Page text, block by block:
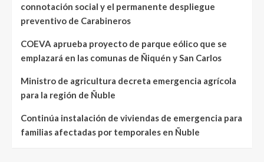
connotación social y el permanente despliegue
preventivo de Carabineros
COEVA aprueba proyecto de parque eólico que se
emplazará en las comunas de Ñiquén y San Carlos
Ministro de agricultura decreta emergencia agrícola
para la región de Ñuble
Continúa instalación de viviendas de emergencia para
familias afectadas por temporales en Ñuble